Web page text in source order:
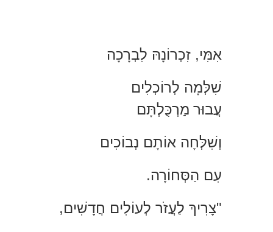
אִמִּי, זִכְרוֹנָהּ לִבְרָכָה
שִׁלְּמָה לְרוֹכְלִים
עֲבוּר מַרְכֻּלְתָּם
וְשִׁלְּחָה אוֹתָם נְבוֹכִים
עִם הַסְּחוֹרָה.
"צָרִיךְ לַעֲזֹר לְעוֹלִים חֲדָשִׁים,